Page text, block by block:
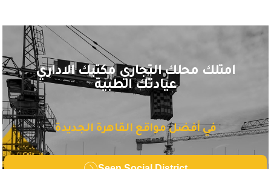
امتلك محلك التجاري مكتبك الاداري
عيادتك الطبية
في أفضل مواقع القاهرة الجديدة